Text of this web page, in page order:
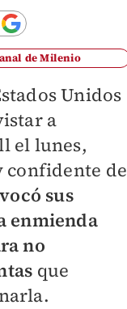
de Milenio
Unidos
a
el lunes,
confidente de
sus
enmienda
no
que